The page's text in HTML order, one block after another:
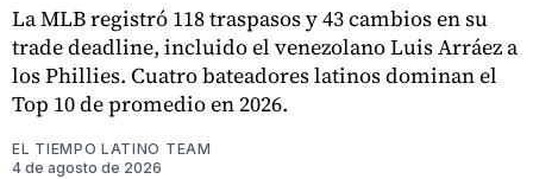
La MLB registró 118 traspasos y 43 cambios en su
trade deadline, incluido el venezolano Luis Arráez a
los Phillies. Cuatro bateadores latinos dominan el
Top 10 de promedio en 2026.
EL TIEMPO LATINO TEAM
4 de agosto de 2026